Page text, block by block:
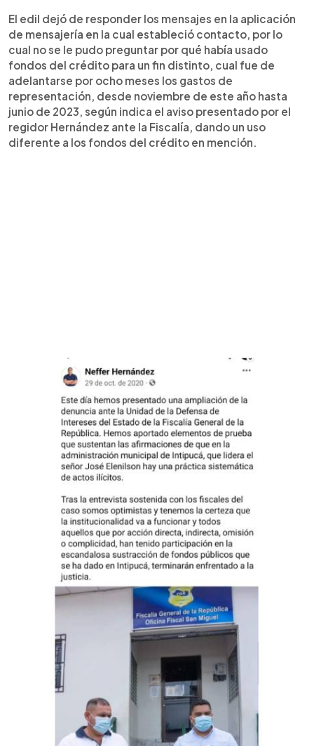
El edil dejó de responder los mensajes en la aplicación
de mensajería en la cual estableció contacto, por lo
cual no se le pudo preguntar por qué había usado
fondos del crédito para un fin distinto, cual fue de
adelantarse por ocho meses los gastos de
representación, desde noviembre de este año hasta
junio de 2023, según indica el aviso presentado por el
regidor Hernández ante la Fiscalía, dando un uso
diferente a los fondos del crédito en mención.